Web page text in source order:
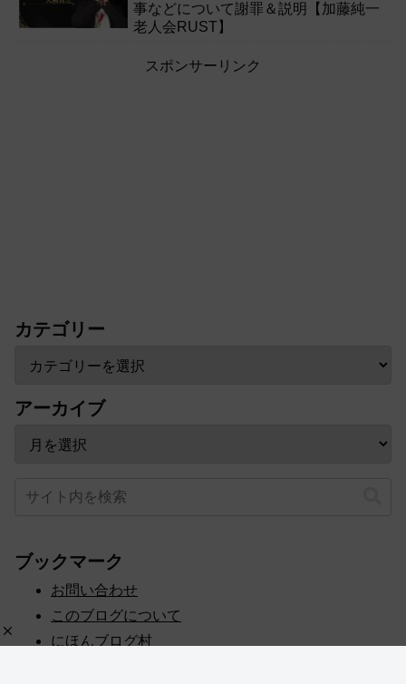
事などについて謝罪＆説明【加藤純一
老人会RUST】
スポンサーリンク
カテゴリー
アーカイブ
ブックマーク
お問い合わせ
このブログについて
にほんブログ村